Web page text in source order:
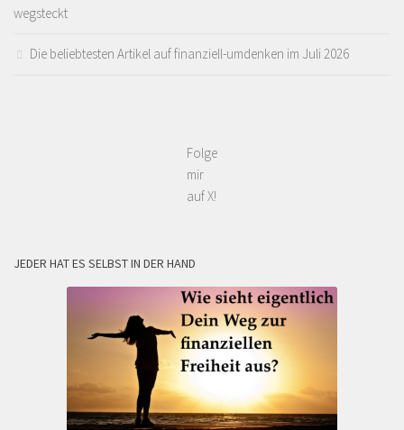
wegsteckt
Die beliebtesten Artikel auf finanziell-umdenken im Juli 2026
Folge
mir
auf X!
JEDER HAT ES SELBST IN DER HAND